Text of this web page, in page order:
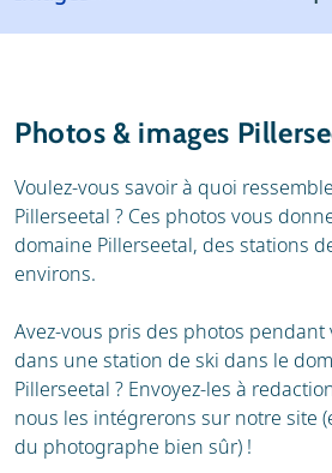
Location
Location de ski
Photos & images
Voulez-vous savoir à quoi
Pillerseetal ? Ces photos vous
domaine Pillerseetal, des stations
environs.
Avez-vous pris des photos pendant
dans une station de ski dans le
Pillerseetal ? Envoyez-les à
nous les intégrerons sur notre site
du photographe bien sûr) !